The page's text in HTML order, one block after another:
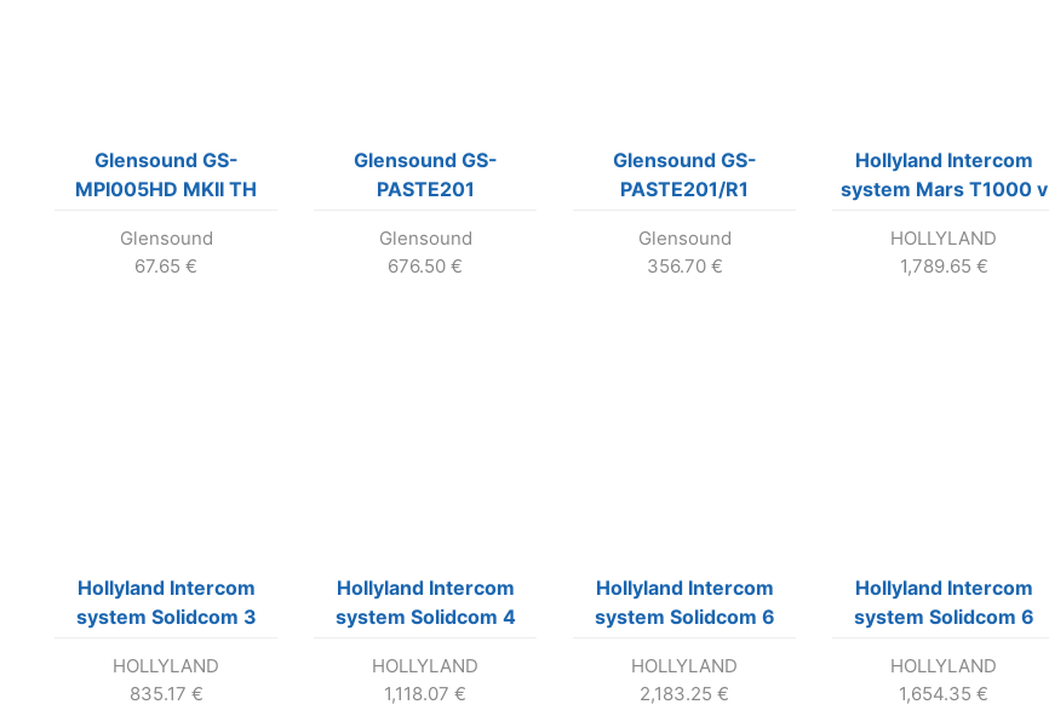
Glensound GS-
MPI005HD MKII TH
Glensound
67.65 €
Glensound GS-
PASTE201
Glensound
676.50 €
Glensound GS-
PASTE201/R1
Glensound
356.70 €
Hollyland Intercom
system Mars T1000 v
HOLLYLAND
1,789.65 €
Hollyland Intercom
system Solidcom 3
HOLLYLAND
835.17 €
Hollyland Intercom
system Solidcom 4
prenosného kufra.
HOLLYLAND
1,118.07 €
Hollyland Intercom
system Solidcom 6
prenosnom kufri. S
funkciou Aktiv Noise
HOLLYLAND
2,183.25 €
Hollyland Intercom
system Solidcom 6
prenosného kufra.
HOLLYLAND
1,654.35 €